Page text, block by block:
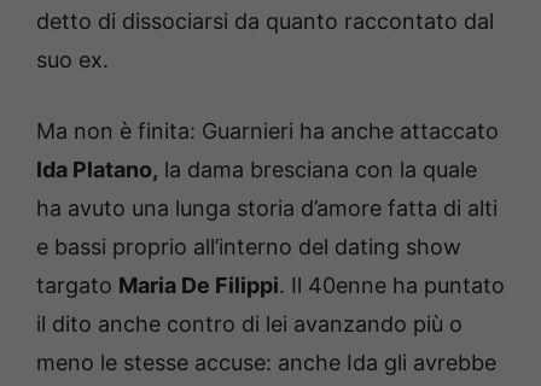
detto di dissociarsi da quanto raccontato dal
suo ex.
Ma non è finita: Guarnieri ha anche attaccato
Ida Platano, la dama bresciana con la quale
ha avuto una lunga storia d’amore fatta di alti
e bassi proprio all’interno del dating show
targato Maria De Filippi. Il 40enne ha puntato
il dito anche contro di lei avanzando più o
meno le stesse accuse: anche Ida gli avrebbe